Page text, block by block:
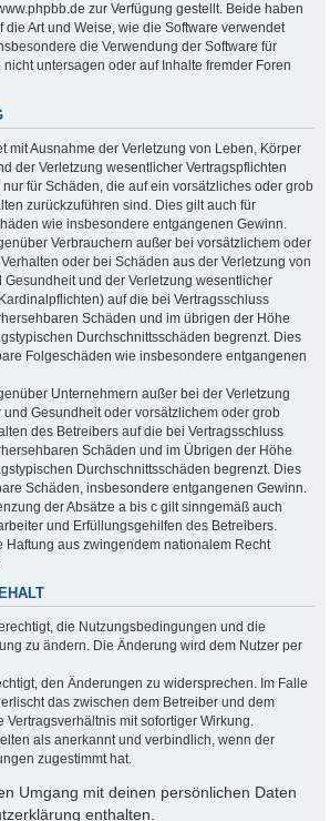
zur Verfügung gestellt. Beide haben
die Art und Weise, wie die Software verwendet
die Verwendung der Software für
nicht untersagen oder auf Inhalte fremder Foren
mit Ausnahme der Verletzung von Leben, Körper
der Verletzung wesentlicher Vertragspflichten
für Schäden, die auf ein vorsätzliches oder grob
zurückzuführen sind. Dies gilt auch für
wie insbesondere entgangenen Gewinn.
Verbrauchern außer bei vorsätzlichem oder
oder bei Schäden aus der Verletzung von
Gesundheit und der Verletzung wesentlicher
auf die bei Vertragsschluss
Schäden und im übrigen der Höhe
Durchschnittsschäden begrenzt. Dies
Folgeschäden wie insbesondere entgangenen
Unternehmern außer bei der Verletzung
und Gesundheit oder vorsätzlichem oder grob
des Betreibers auf die bei Vertragsschluss
Schäden und im Übrigen der Höhe
Durchschnittsschäden begrenzt. Dies
Schäden, insbesondere entgangenen Gewinn.
der Absätze a bis c gilt sinngemäß auch
und Erfüllungsgehilfen des Betreibers.
Haftung aus zwingendem nationalem Recht
die Nutzungsbedingungen und die
zu ändern. Die Änderung wird dem Nutzer per
den Änderungen zu widersprechen. Im Falle
das zwischen dem Betreiber und dem
Vertragsverhältnis mit sofortiger Wirkung.
als anerkannt und verbindlich, wenn der
zugestimmt hat.
Umgang mit deinen persönlichen Daten
enthalten.